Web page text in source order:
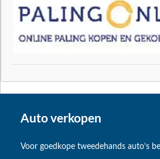
Auto verkopen
Voor goedkope tweedehands auto’s